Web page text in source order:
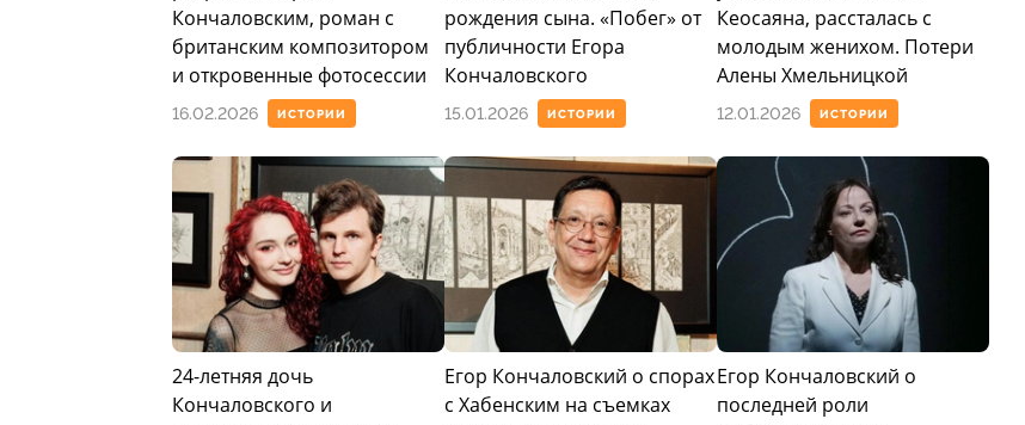
ИСТОРИИ
Кончаловским, роман с
британским композитором
и откровенные фотосессии
16.02.2026 ИСТОРИИ
рождения сына. «Побег» от
публичности Егора
Кончаловского
15.01.2026 ИСТОРИИ
Кеосаяна, рассталась с
молодым женихом. Потери
Алены Хмельницкой
12.01.2026
24-летняя дочь
Кончаловского и
Егор Кончаловский о спорах
с Хабенским на съемках
Егор Кончаловский о
последней роли